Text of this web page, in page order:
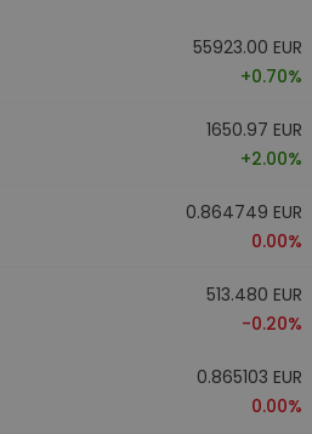
55923.00 EUR
+0.70%
1650.97 EUR
+2.00%
0.864749 EUR
0.00%
513.480 EUR
-0.20%
0.865103 EUR
0.00%